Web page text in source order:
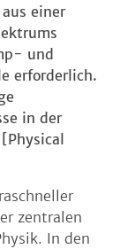
einer
und
erforderlich.
in der
zentralen
In den